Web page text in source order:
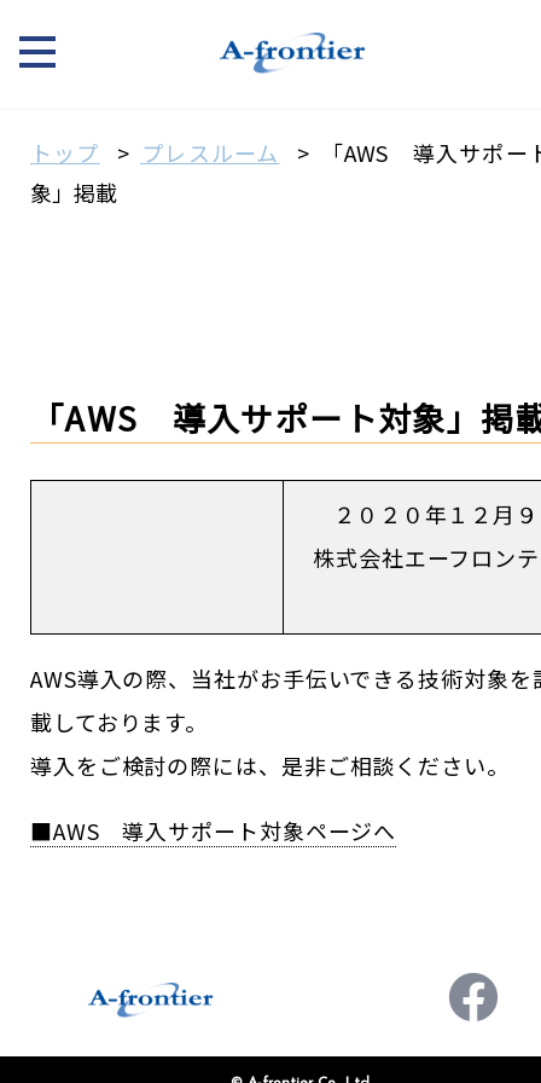
トップ プレスルーム
「AWS 導入サポー
象」掲載
「AWS 導入サポート対象」掲
２０２０年１２月
株式会社エーフロン
AWS導入の際、当社がお手伝いできる技術対象を
載しております。
導入をご検討の際には、是非ご相談ください。
■AWS 導入サポート対象ページへ